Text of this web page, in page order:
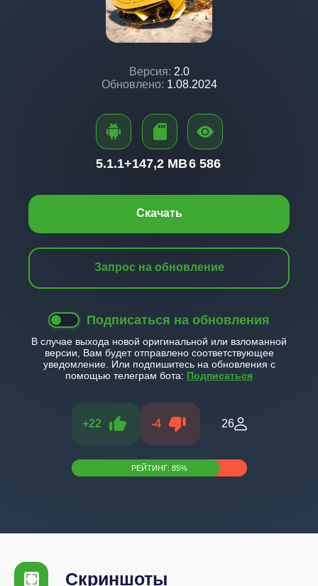
Версия: 2.0
Обновлено: 1.08.2024
Скачать
Запрос на обновление
Подписаться на обновления
В случае выхода новой оригинальной или взломанной
версии, Вам будет отправлено соответствующее
уведомление. Или подпишитесь на обновления с
помощью телеграм бота: Подписаться
+22 -4 26
РЕЙТИНГ: 85%
5.1.1+147,2 MB6 586
Скриншоты